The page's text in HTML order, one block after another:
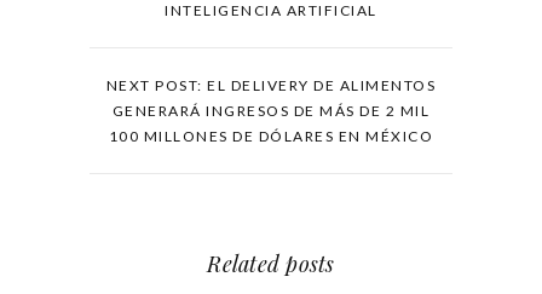
INTELIGENCIA ARTIFICIAL
NEXT POST: EL DELIVERY DE ALIMENTOS
GENERARÁ INGRESOS DE MÁS DE 2 MIL
100 MILLONES DE DÓLARES EN MÉXICO
Related posts